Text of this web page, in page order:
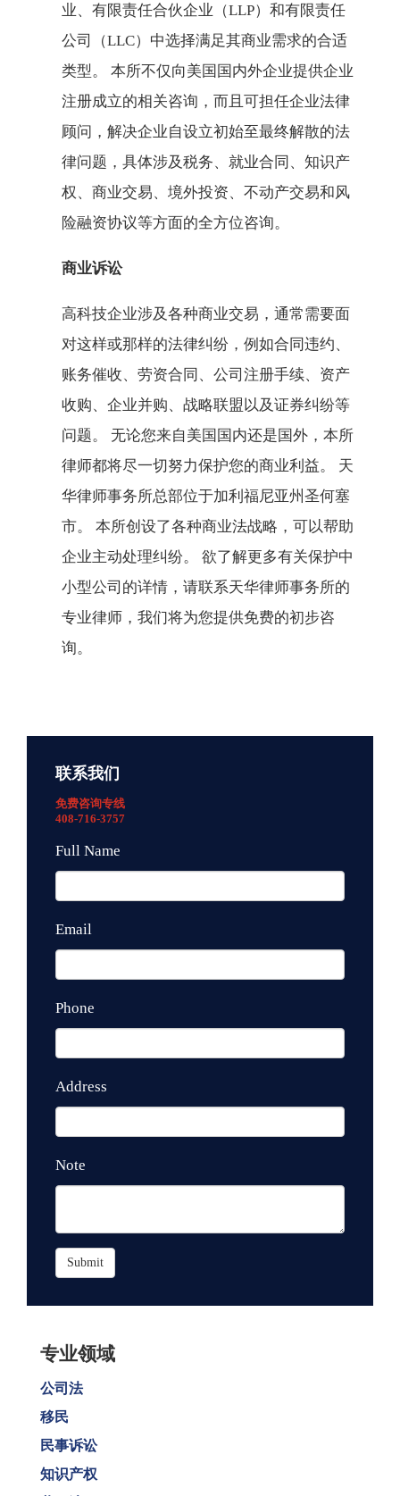
业、有限责任合伙企业（LLP）和有限责任
公司（LLC）中选择满足其商业需求的合适
类型。 本所不仅向美国国内外企业提供企业
注册成立的相关咨询，而且可担任企业法律
顾问，解决企业自设立初始至最终解散的法
律问题，具体涉及税务、就业合同、知识产
权、商业交易、境外投资、不动产交易和风
险融资协议等方面的全方位咨询。
商业诉讼
高科技企业涉及各种商业交易，通常需要面
对这样或那样的法律纠纷，例如合同违约、
账务催收、劳资合同、公司注册手续、资产
收购、企业并购、战略联盟以及证券纠纷等
问题。 无论您来自美国国内还是国外，本所
律师都将尽一切努力保护您的商业利益。 天
华律师事务所总部位于加利福尼亚州圣何塞
市。 本所创设了各种商业法战略，可以帮助
企业主动处理纠纷。 欲了解更多有关保护中
小型公司的详情，请联系天华律师事务所的
专业律师，我们将为您提供免费的初步咨
询。
联系我们
免费咨询专线
408-716-3757
Full Name
Email
Phone
Address
Note
Submit
专业领域
公司法
移民
民事诉讼
知识产权